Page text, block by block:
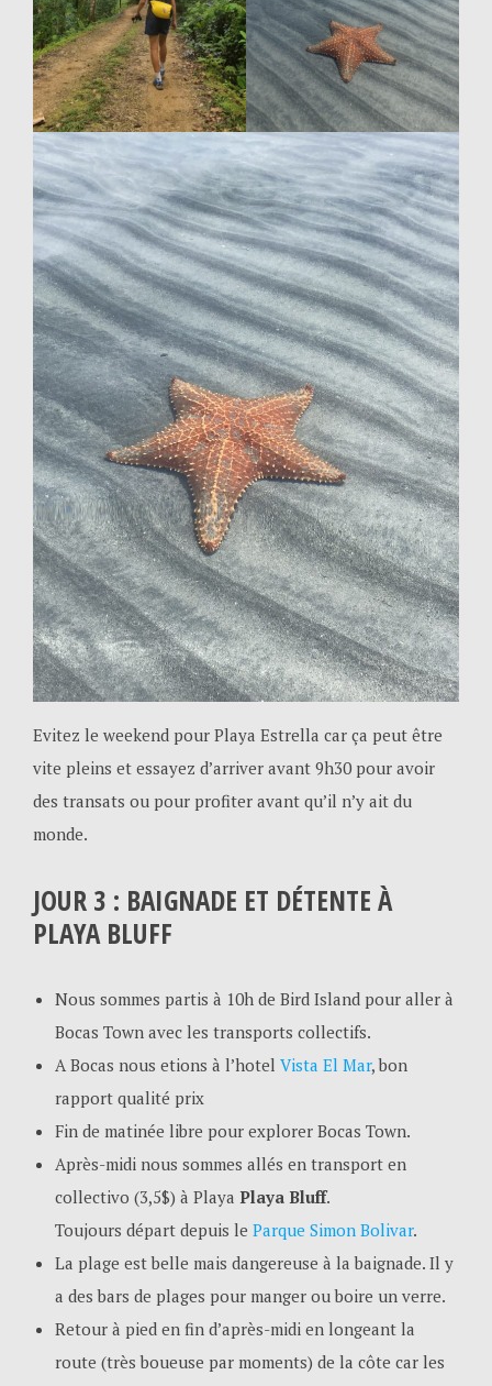
Evitez le weekend pour Playa Estrella car ça peut être
vite pleins et essayez d’arriver avant 9h30 pour avoir
des transats ou pour profiter avant qu’il n’y ait du
monde.
JOUR 3 : BAIGNADE ET DÉTENTE À
PLAYA BLUFF
Nous sommes partis à 10h de Bird Island pour aller à
Bocas Town avec les transports collectifs.
A Bocas nous etions à l’hotel Vista El Mar, bon
rapport qualité prix
Fin de matinée libre pour explorer Bocas Town.
Après-midi nous sommes allés en transport en
collectivo (3,5$) à Playa Playa Bluff.
Toujours départ depuis le Parque Simon Bolivar.
La plage est belle mais dangereuse à la baignade. Il y
a des bars de plages pour manger ou boire un verre.
Retour à pied en fin d’après-midi en longeant la
route (très boueuse par moments) de la côte car les